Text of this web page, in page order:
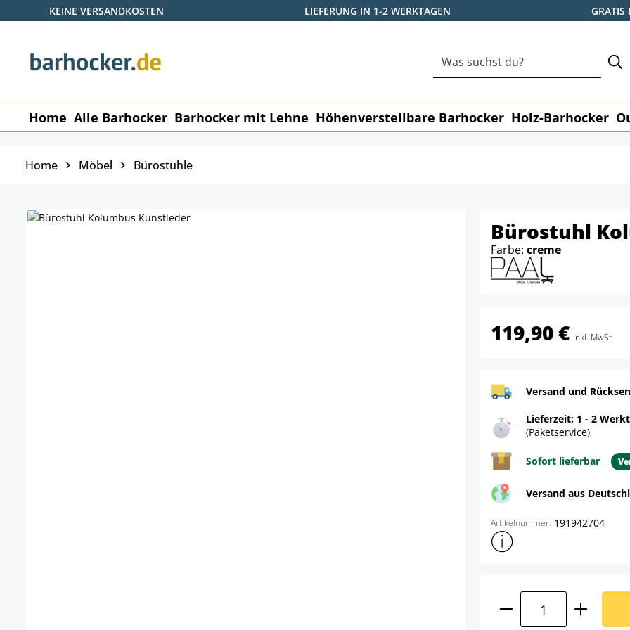
Hauptinhalt springen
Zur Suche springen
Zur Hauptnavigation springen
KEINE VERSANDKOSTEN LIEFERUNG IN 1-2 WERKTAGEN GRATIS
Home Alle Barhocker Barhocker mit Lehne Höhenverstellbare Barhocker Holz-Barhocker
Home Möbel Bürostühle
Bürostuhl
Farbe: creme
119,90 € inkl. MwSt.
Versand und
Lieferzeit: 1 - 2
(Paketservice)
Sofort lieferbar
Versand aus
Artikelnummer: 191942704
Weitere
Produkt Anzahl: